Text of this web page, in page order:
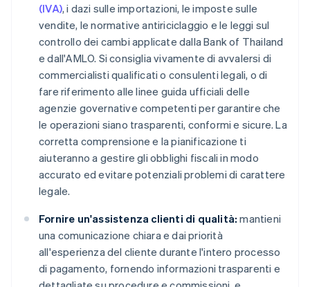
(IVA), i dazi sulle importazioni, le imposte sulle
vendite, le normative antiriciclaggio e le leggi sul
controllo dei cambi applicate dalla Bank of Thailand
e dall'AMLO. Si consiglia vivamente di avvalersi di
commercialisti qualificati o consulenti legali, o di
fare riferimento alle linee guida ufficiali delle
agenzie governative competenti per garantire che
le operazioni siano trasparenti, conformi e sicure. La
corretta comprensione e la pianificazione ti
aiuteranno a gestire gli obblighi fiscali in modo
accurato ed evitare potenziali problemi di carattere
legale.
Fornire un'assistenza clienti di qualità: mantieni
una comunicazione chiara e dai priorità
all'esperienza del cliente durante l'intero processo
di pagamento, fornendo informazioni trasparenti e